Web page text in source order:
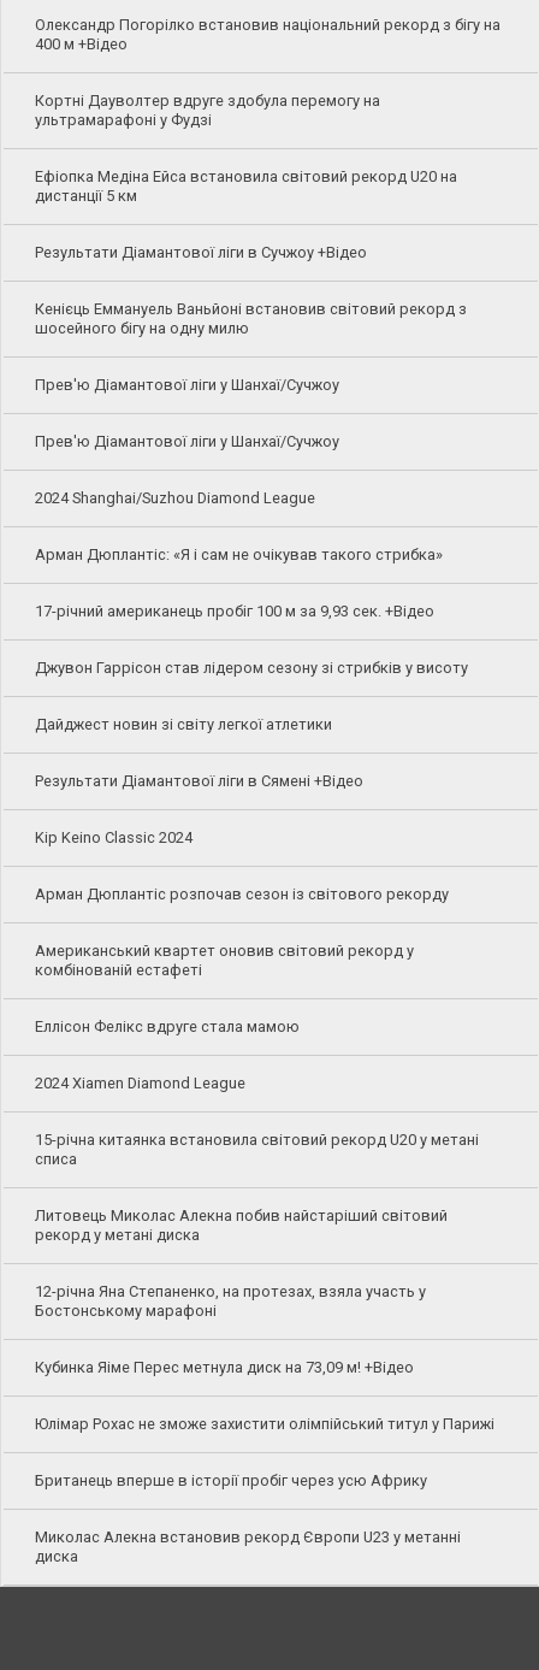
Олександр Погорілко встановив національний рекорд з бігу на
400 м +Відео
Кортні Дауволтер вдруге здобула перемогу на
ультрамарафоні у Фудзі
Ефіопка Медіна Ейса встановила світовий рекорд U20 на
дистанції 5 км
Результати Діамантової ліги в Сучжоу +Відео
Кенієць Еммануель Ваньйоні встановив світовий рекорд з
шосейного бігу на одну милю
Прев'ю Діамантової ліги у Шанхаї/Сучжоу
Прев'ю Діамантової ліги у Шанхаї/Сучжоу
2024 Shanghai/Suzhou Diamond League
Арман Дюплантіс: «Я і сам не очікував такого стрибка»
17-річний американець пробіг 100 м за 9,93 сек. +Відео
Джувон Гаррісон став лідером сезону зі стрибків у висоту
Дайджест новин зі світу легкої атлетики
Результати Діамантової ліги в Сямені +Відео
Kip Keino Classic 2024
Арман Дюплантіс розпочав сезон із світового рекорду
Американський квартет оновив світовий рекорд у
комбінованій естафеті
Еллісон Фелікс вдруге стала мамою
2024 Xiamen Diamond League
15-річна китаянка встановила світовий рекорд U20 у метані
списа
Литовець Миколас Алекна побив найстаріший світовий
рекорд у метані диска
12-річна Яна Степаненко, на протезах, взяла участь у
Бостонському марафоні
Кубинка Яіме Перес метнула диск на 73,09 м! +Відео
Юлімар Рохас не зможе захистити олімпійський титул у Парижі
Британець вперше в історії пробіг через усю Африку
Миколас Алекна встановив рекорд Європи U23 у метанні
диска